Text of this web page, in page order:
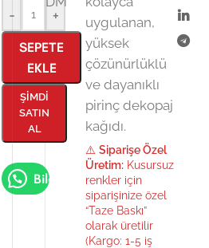
- +
SEPETE
EKLE
ŞIMDI
SATIN
AL
Bilgi Al
uygulanan,
yüksek
çözünürlüklü
ve dayanıklı
pirinç dekopaj
kağıdı.
⚠️Siparişe Özel
Üretim: Kusursuz
renkler için
siparişinize özel
“Taze Baskı”
olarak üretilir
(Kargo: 1-5 iş